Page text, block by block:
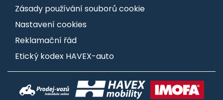
Zásady používání souborů cookie
Nastavení cookies
Reklamační řád
Etický kodex HAVEX-auto